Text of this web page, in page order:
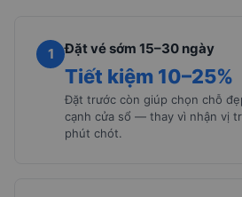
1 Đặt vé sớm 15–30 ngày
Tiết kiệm 10–25%
Đặt trước còn giúp chọn chỗ
cạnh cửa sổ — thay vì nhận vị
phút chót.